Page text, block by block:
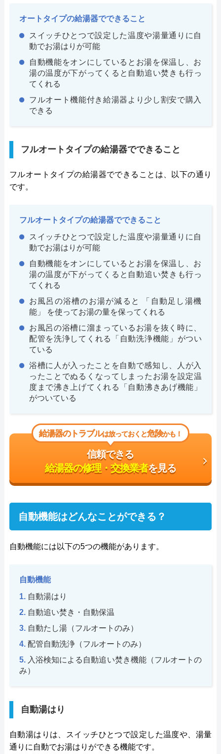
オートタイプの給湯器でできること
スイッチひとつで設定した温度や湯量通りに自
動でお湯はりが可能
自動機能をオンにしているとお湯を保温し、お
湯の温度が下がってくると自動追い焚きも行っ
てくれる
フルオート機能付き給湯器より少し割安で購入
できる
フルオートタイプの給湯器でできること
フルオートタイプの給湯器でできることは、以下の通り
です。
フルオートタイプの給湯器でできること
スイッチひとつで設定した温度や湯量通りに自
動でお湯はりが可能
自動機能をオンにしているとお湯を保温し、お
湯の温度が下がってくると自動追い焚きも行っ
てくれる
お風呂の浴槽のお湯が減ると 「自動足し湯機
能」 を使ってお湯の量を保ってくれる
お風呂の浴槽に溜まっているお湯を抜く時に、
配管を洗浄してくれる「自動洗浄機能」がつい
ている
浴槽に人が入ったことを自動で感知し、人が入
ったことでぬるくなってしまったお湯を設定温
度まで沸き上げてくれる「自動沸きあげ機能」
がついている
給湯器のトラブルは放っておくと危険かも！
信頼できる
給湯器の修理・交換業者を見る
自動機能はどんなことができる？
自動機能には以下の5つの機能があります。
自動機能
自動湯はり
自動追い焚き・自動保温
自動たし湯（フルオートのみ）
配管自動洗浄（フルオートのみ）
入浴検知による自動追い焚き機能（フルオートの
み）
自動湯はり
自動湯はりは、スイッチひとつで設定した温度や、湯量
通りに自動でお湯はりができる機能です。